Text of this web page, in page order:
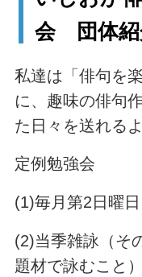
会 団体紹
私達は「俳句を
に、趣味の俳句
た日々を送れる
定例勉強会
(1)毎月第2日曜
(2)当季雑詠（そ
題材で詠むこと